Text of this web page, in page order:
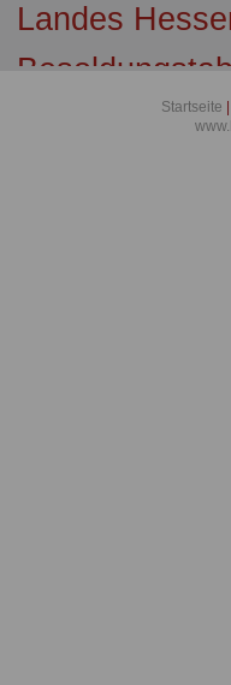
Landes
Beamte des
Startseite